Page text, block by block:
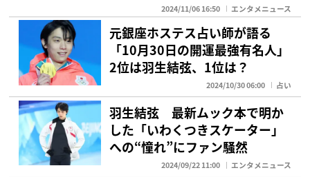
2024/11/06 16:50 エンタメニュース
元銀座ホステス占い師が語る
「10月30日の開運最強有名人」
2位は羽生結弦、1位は？
2024/10/30 06:00 占い
羽生結弦 最新ムック本で明か
した「いわくつきスケーター」
への“憧れ”にファン騒然
2024/09/22 11:00 エンタメニュース